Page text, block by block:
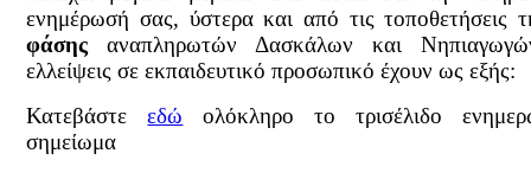
ενημέρωσή σας, ύστερα και από τις τοποθετήσεις
φάσης αναπληρωτών Δασκάλων και
ελλείψεις σε εκπαιδευτικό προσωπικό έχουν ως εξής:
Κατεβάστεεδώ ολόκληρο το τρισέλιδο
σημείωμα